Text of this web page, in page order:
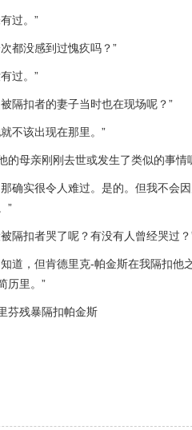
过。”
都没感到过愧疚吗？”
过。”
隔扣者的妻子当时也在现场呢？”
不该出现在那里。”
的母亲刚刚去世或发生了类似的事情
确实很令人难过。是的。但我不会
”
隔扣者哭了呢？有没有人曾经哭过？
知道，但肯德里克-帕金斯在我隔扣
历里。”
芬残暴隔扣帕金斯